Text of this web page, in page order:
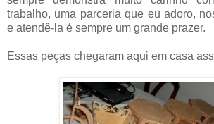
trabalho, uma parceria que eu adoro,
e atendê-la é sempre um grande prazer.
Essas peças chegaram aqui em casa